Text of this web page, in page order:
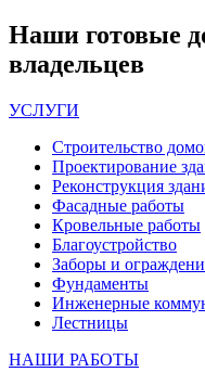
Наши готовые
владельцев
УСЛУГИ
Строительство
Проектирование
Реконструкция
Фасадные работы
Кровельные работы
Благоустройство
Заборы и
Фундаменты
Инженерные
Лестницы
НАШИ РАБОТЫ